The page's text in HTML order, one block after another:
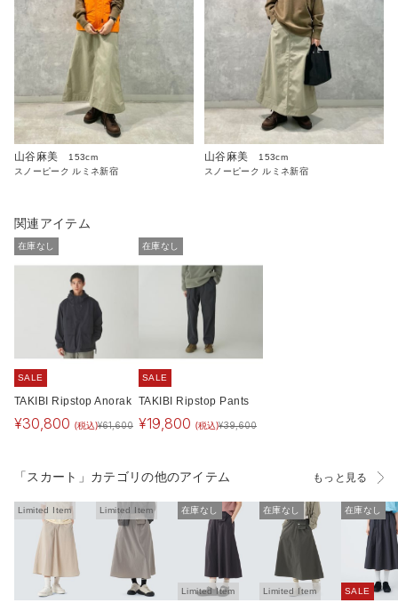
山谷麻美
153cm
スノーピーク ルミネ新宿
山谷麻美
153cm
スノーピーク ルミネ新宿
関連アイテム
在庫なし
SALE
TAKIBI Ripstop Anorak
¥30,800 (税込)¥61,600
在庫なし
SALE
TAKIBI Ripstop Pants
¥19,800 (税込)¥39,600
「スカート」カテゴリの他のアイテム もっと見る
Limited Item Limited Item 在庫なし
Limited Item
在庫なし
Limited Item
在庫なし
SALE